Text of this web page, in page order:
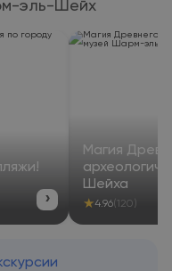
эль-Шейх
›
Магия
Шейха
★4.96(120)